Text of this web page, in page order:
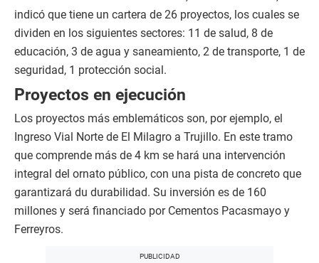
indicó que tiene un cartera de 26 proyectos, los cuales se
dividen en los siguientes sectores: 11 de salud, 8 de
educación, 3 de agua y saneamiento, 2 de transporte, 1 de
seguridad, 1 protección social.
Proyectos en ejecución
Los proyectos más emblemáticos son, por ejemplo, el
Ingreso Vial Norte de El Milagro a Trujillo. En este tramo
que comprende más de 4 km se hará una intervención
integral del ornato público, con una pista de concreto que
garantizará du durabilidad. Su inversión es de 160
millones y será financiado por Cementos Pacasmayo y
Ferreyros.